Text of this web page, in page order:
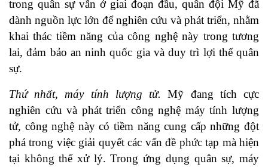
trong quân sự vẫn ở giai đoạn đầu, quân đội Mỹ đã
dành nguồn lực lớn để nghiên cứu và phát triển, nhằm
khai thác tiềm năng của công nghệ này trong tương
lai, đảm bảo an ninh quốc gia và duy trì lợi thế quân
sự.
Thứ nhất, máy tính lượng tử.
Mỹ đang tích cực
nghiên cứu và phát triển công nghệ máy tính lượng
tử, công nghệ này có tiềm năng cung cấp những đột
phá trong việc giải quyết các vấn đề phức tạp mà hiện
tại không thể xử lý. Trong ứng dụng quân sự, máy